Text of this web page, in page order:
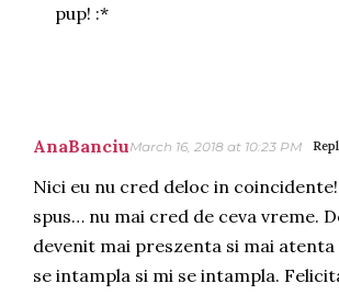
pup! :*
AnaBanciuMarch 16, 2018 at 10:23 PM
Nici eu nu cred deloc in coincidente!
spus… nu mai cred de ceva vreme.
devenit mai preszenta si mai
se intampla si mi se intampla.